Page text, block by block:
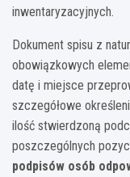
inwentaryzacyjnych.
Dokument spisu z
obowiązkowych
datę i miejsce
szczegółowe
ilość stwierdzoną
poszczególnych
podpisów osób